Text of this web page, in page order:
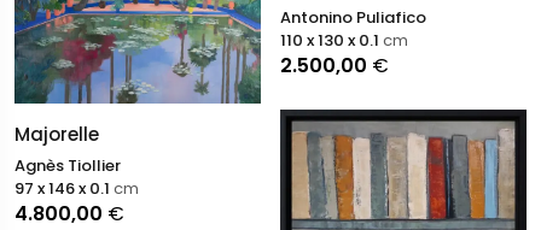
Majorelle
Agnès Tiollier
4.800,00 €
97 x 146 x 0.1 cm
Antonino Puliafico
2.500,00 €
110 x 130 x 0.1 cm